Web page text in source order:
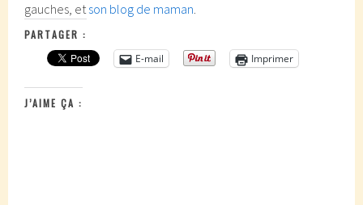
gauches, etson blog de maman.
PARTAGER :
E-mail
Imprimer
J’AIME ÇA :